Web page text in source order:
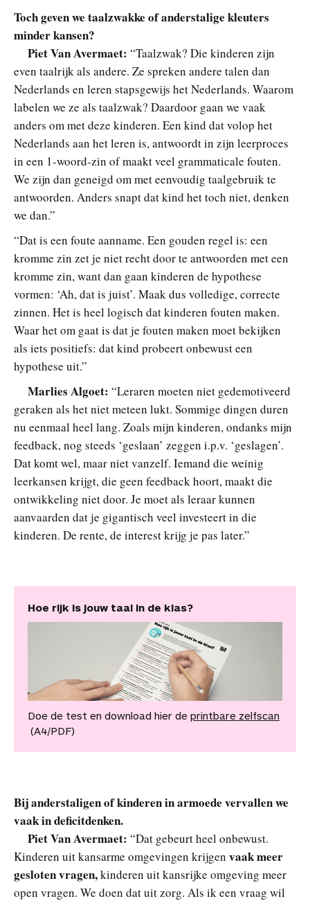
Toch geven we taalzwakke of anderstalige kleuters
minder kansen?
Piet Van Avermaet: “Taalzwak? Die kinderen zijn
even taalrijk als andere. Ze spreken andere talen dan
Nederlands en leren stapsgewijs het Nederlands. Waarom
labelen we ze als taalzwak? Daardoor gaan we vaak
anders om met deze kinderen. Een kind dat volop het
Nederlands aan het leren is, antwoordt in zijn leerproces
in een 1-woord-zin of maakt veel grammaticale fouten.
We zijn dan geneigd om met eenvoudig taalgebruik te
antwoorden. Anders snapt dat kind het toch niet, denken
we dan.”
“Dat is een foute aanname. Een gouden regel is: een
kromme zin zet je niet recht door te antwoorden met een
kromme zin, want dan gaan kinderen de hypothese
vormen: ‘Ah, dat is juist’. Maak dus volledige, correcte
zinnen. Het is heel logisch dat kinderen fouten maken.
Waar het om gaat is dat je fouten maken moet bekijken
als iets positiefs: dat kind probeert onbewust een
hypothese uit.”
Marlies Algoet: “Leraren moeten niet gedemotiveerd
geraken als het niet meteen lukt. Sommige dingen duren
nu eenmaal heel lang. Zoals mijn kinderen, ondanks mijn
feedback, nog steeds ‘geslaan’ zeggen i.p.v. ‘geslagen’.
Dat komt wel, maar niet vanzelf. Iemand die weinig
leerkansen krijgt, die geen feedback hoort, maakt die
ontwikkeling niet door. Je moet als leraar kunnen
aanvaarden dat je gigantisch veel investeert in die
kinderen. De rente, de interest krijg je pas later.”
Hoe rijk is jouw taal in de klas?
Doe de test en download hier de printbare zelfscan
(A4/PDF)
Bij anderstaligen of kinderen in armoede vervallen we
vaak in deficitdenken.
Piet Van Avermaet: “Dat gebeurt heel onbewust.
Kinderen uit kansarme omgevingen krijgen vaak meer
gesloten vragen,kinderen uit kansrijke omgeving meer
open vragen. We doen dat uit zorg. Als ik een vraag wil